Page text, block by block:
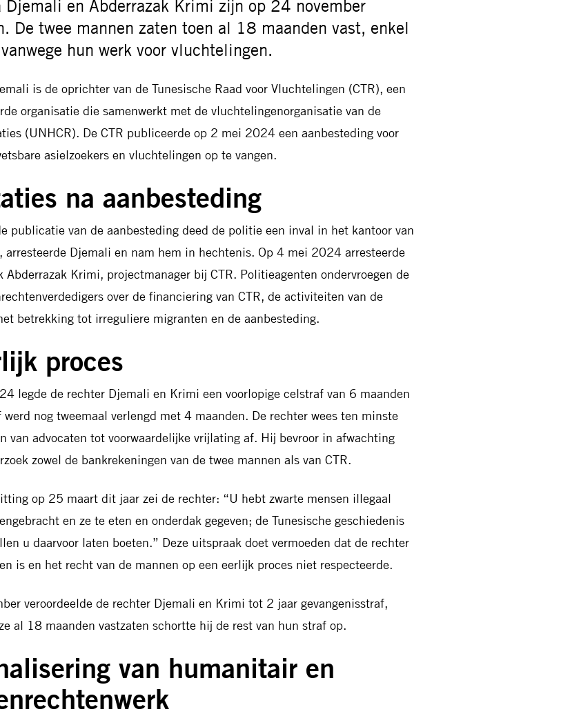
Djemali en Abderrazak Krimi zijn op 24 november
De twee mannen zaten toen al 18 maanden vast, enkel
hun werk voor vluchtelingen.
is de oprichter van de Tunesische Raad voor Vluchtelingen (CTR), een
organisatie die samenwerkt met de vluchtelingenorganisatie van de
(UNHCR). De CTR publiceerde op 2 mei 2024 een aanbesteding voor
asielzoekers en vluchtelingen op te vangen.
na aanbesteding
publicatie van de aanbesteding deed de politie een inval in het kantoor van
arresteerde Djemali en nam hem in hechtenis. Op 4 mei 2024 arresteerde
Abderrazak Krimi, projectmanager bij CTR. Politieagenten ondervroegen de
over de financiering van CTR, de activiteiten van de
betrekking tot irreguliere migranten en de aanbesteding.
proces
legde de rechter Djemali en Krimi een voorlopige celstraf van 6 maanden
nog tweemaal verlengd met 4 maanden. De rechter wees ten minste
van advocaten tot voorwaardelijke vrijlating af. Hij bevroor in afwachting
zowel de bankrekeningen van de twee mannen als van CTR.
op 25 maart dit jaar zei de rechter: “U hebt zwarte mensen illegaal
en ze te eten en onderdak gegeven; de Tunesische geschiedenis
u daarvoor laten boeten.” Deze uitspraak doet vermoeden dat de rechter
is en het recht van de mannen op een eerlijk proces niet respecteerde.
veroordeelde de rechter Djemali en Krimi tot 2 jaar gevangenisstraf,
al 18 maanden vastzaten schortte hij de rest van hun straf op.
van humanitair en